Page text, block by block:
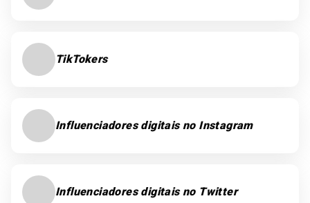
TikTokers
Influenciadores digitais no Instagram
Influenciadores digitais no Twitter